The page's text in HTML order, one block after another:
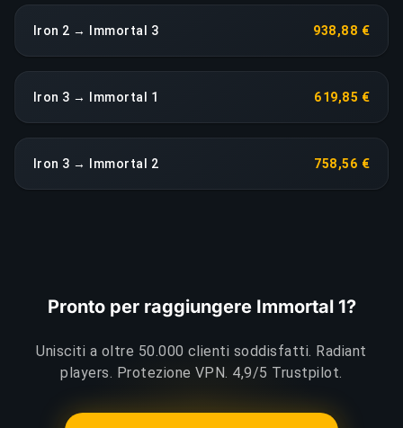
Iron 2 → Immortal 3 938,88 €
Iron 3 → Immortal 1 619,85 €
Iron 3 → Immortal 2 758,56 €
Pronto per raggiungere Immortal 1?
Unisciti a oltre 50.000 clienti soddisfatti. Radiant
players. Protezione VPN. 4,9/5 Trustpilot.